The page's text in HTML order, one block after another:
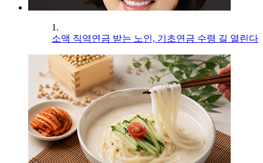
1.
소액 직역연금 받는 노인, 기초연금 수령 길 열린다